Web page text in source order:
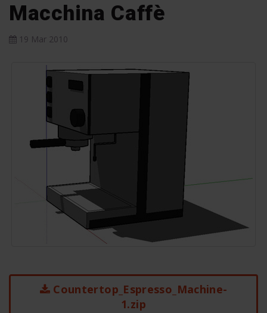
Macchina Caffè
19 Mar 2010
Countertop_Espresso_Machine-
1.zip